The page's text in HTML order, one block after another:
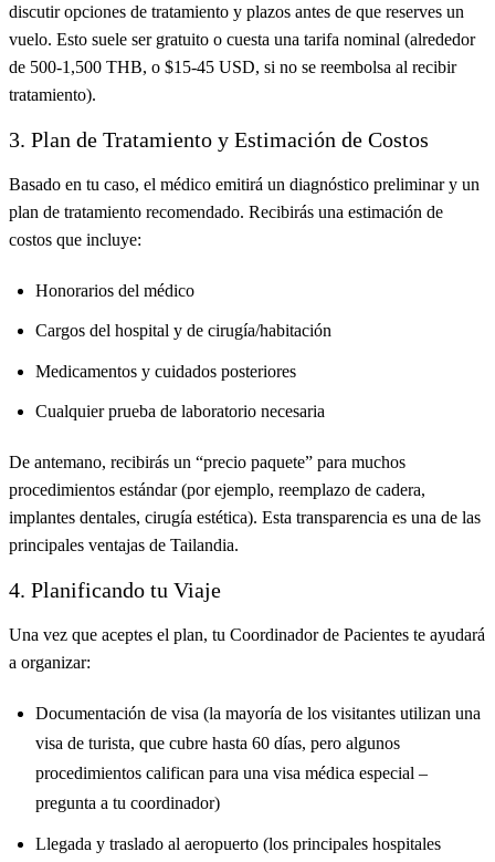
discutir opciones de tratamiento y plazos antes de que reserves un
vuelo. Esto suele ser gratuito o cuesta una tarifa nominal (alrededor
de 500-1,500 THB, o $15-45 USD, si no se reembolsa al recibir
tratamiento).
3. Plan de Tratamiento y Estimación de Costos
Basado en tu caso, el médico emitirá un diagnóstico preliminar y un
plan de tratamiento recomendado. Recibirás una estimación de
costos que incluye:
Honorarios del médico
Cargos del hospital y de cirugía/habitación
Medicamentos y cuidados posteriores
Cualquier prueba de laboratorio necesaria
De antemano, recibirás un “precio paquete” para muchos
procedimientos estándar (por ejemplo, reemplazo de cadera,
implantes dentales, cirugía estética). Esta transparencia es una de las
principales ventajas de Tailandia.
4. Planificando tu Viaje
Una vez que aceptes el plan, tu Coordinador de Pacientes te ayudará
a organizar:
Documentación de visa (la mayoría de los visitantes utilizan una
visa de turista, que cubre hasta 60 días, pero algunos
procedimientos califican para una visa médica especial –
pregunta a tu coordinador)
Llegada y traslado al aeropuerto (los principales hospitales